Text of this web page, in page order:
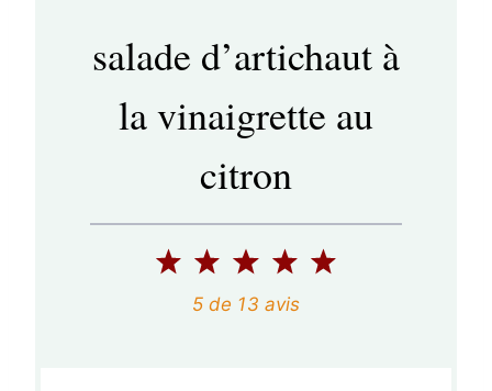
salade d’artichaut à
la vinaigrette au
citron
5
4
é
3
é
2
é
1
é5 de 13 avis